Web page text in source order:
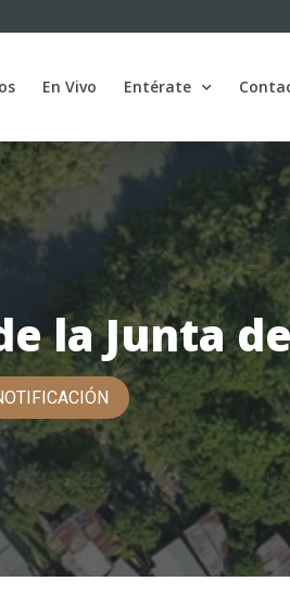
En Vivo Entérate
la Junta